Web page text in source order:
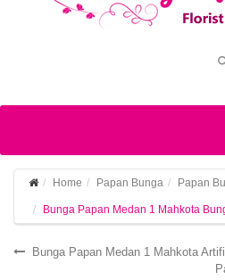
Home Papan Bunga Papan
Bunga Papan Medan 1 Mahkota
Bunga Papan Medan 1 Mahkota